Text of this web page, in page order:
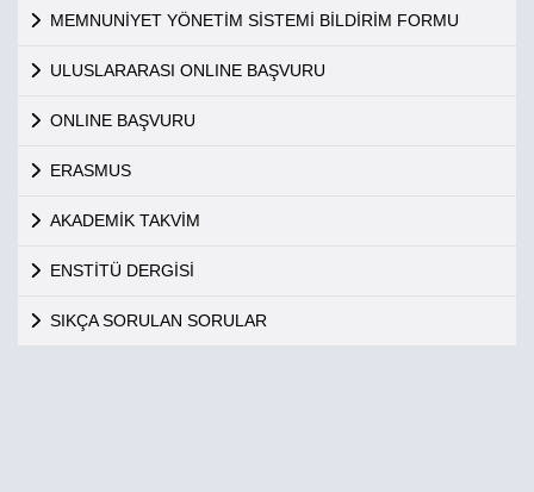
MEMNUNİYET YÖNETİM SİSTEMİ BİLDİRİM FORMU
ULUSLARARASI ONLINE BAŞVURU
ONLINE BAŞVURU
ERASMUS
AKADEMİK TAKVİM
ENSTİTÜ DERGİSİ
SIKÇA SORULAN SORULAR